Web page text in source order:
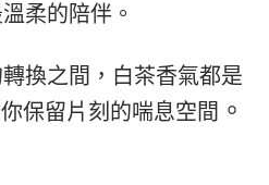
柔的陪伴。
換之間，白茶香氣都是
保留片刻的喘息空間 。